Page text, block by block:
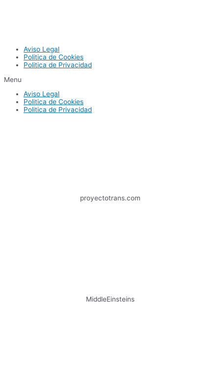
Aviso Legal
Politica de Cookies
Politica de Privacidad
Menu
Aviso Legal
Politica de Cookies
Politica de Privacidad
proyectotrans.com
MiddleEinsteins